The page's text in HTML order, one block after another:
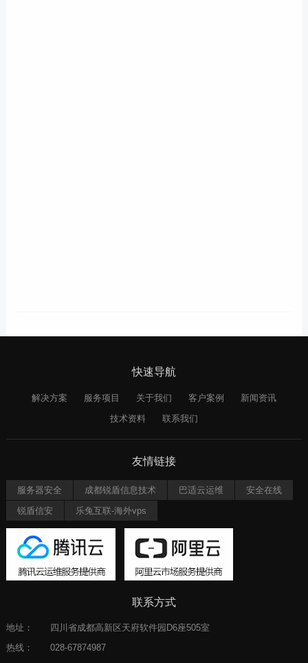
快速导航
解决方案 服务项目 关于我们 客户案例
新闻资讯
技术资料
联系我们
友情链接
服务器安全 成都锐盾信息技术 巴适云运维
安全在线
锐盾信安
乐兔互联-海外vps
联系方式
地址：
四川省成都高新区天府软件园D6座505室
热线：
028-67874987